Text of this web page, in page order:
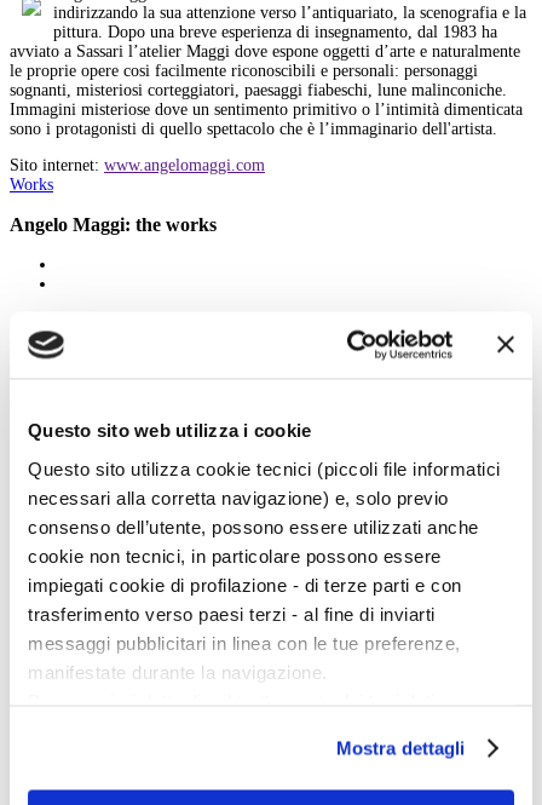
Questo sito web utilizza i cookie
Questo sito utilizza cookie tecnici (piccoli file informatici
necessari alla corretta navigazione) e, solo previo
consenso dell’utente, possono essere utilizzati anche
cookie non tecnici, in particolare possono essere
impiegati cookie di profilazione - di terze parti e con
trasferimento verso paesi terzi - al fine di inviarti
messaggi pubblicitari in linea con le tue preferenze,
manifestate durante la navigazione.
scelte privacy sui cookie, ti invitiamo a prendere visione
dell’informativa cookie.
Mostra dettagli
indirizzando la sua attenzione verso l’antiquariato, la scenografia e la
pittura. Dopo una breve esperienza di insegnamento, dal 1983 ha
avviato a Sassari l’atelier Maggi dove espone oggetti d’arte e naturalmente
le proprie opere cosi facilmente riconoscibili e personali: personaggi
sognanti, misteriosi corteggiatori, paesaggi fiabeschi, lune malinconiche.
Immagini misteriose dove un sentimento primitivo o l’intimità dimenticata
sono i protagonisti di quello spettacolo che è l’immaginario dell'artista.
Sito internet: www.angelomaggi.com
Works
Angelo Maggi: the works
All
D
F
G
I
J
L
M
O
P